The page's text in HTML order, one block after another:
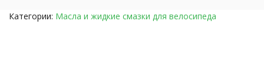
Категории: Масла и жидкие смазки для велосипеда